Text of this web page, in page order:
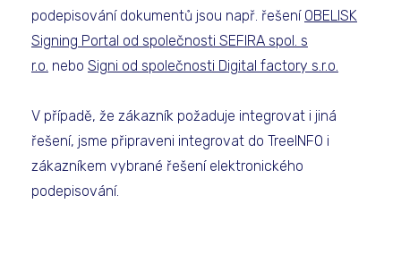
podepisování dokumentů jsou např. řešení OBELISK
Signing Portal od společnosti SEFIRA spol. s
r.o. nebo Signi od společnosti Digital factory s.r.o.
V případě, že zákazník požaduje integrovat i jiná
řešení, jsme připraveni integrovat do TreeINFO i
zákazníkem vybrané řešení elektronického
podepisování.